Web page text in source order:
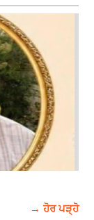
→ ਹੋਰ ਪੜ੍ਹੋ